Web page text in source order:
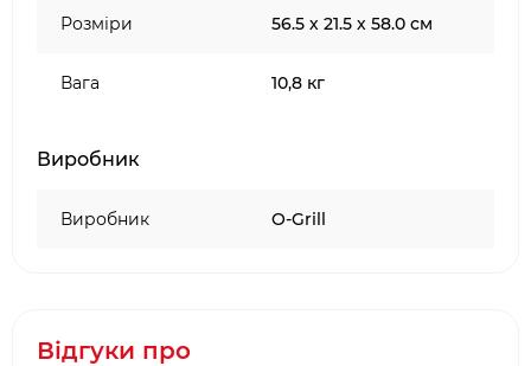
Розміри 56.5 х 21.5 х 58.0 см
Вага 10,8 кг
Виробник
Виробник O-Grill
Відгуки про